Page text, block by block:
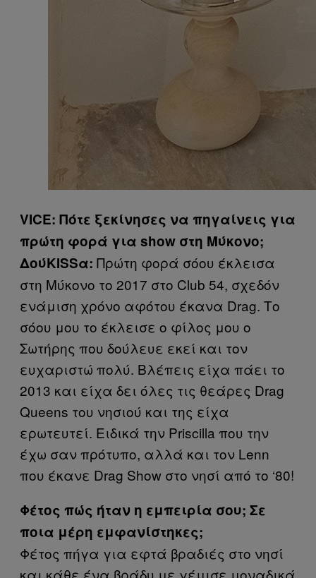
VICE: Πότε ξεκίνησες να πηγαίνεις για
πρώτη φορά για show στη Μύκονο;
ΔούKISSα: Πρώτη φορά σόου έκλεισα
στη Μύκονο το 2017 στο Club 54, σχεδόν
ενάμιση χρόνο αφότου έκανα Drag. Το
σόου μου το έκλεισε ο φίλος μου ο
Σωτήρης που δούλευε εκεί και τον
ευχαριστώ πολύ. Βλέπεις είχα πάει το
2013 και είχα δει όλες τις θεάρες Drag
Queens του νησιού και της είχα
ερωτευτεί. Ειδικά την Priscilla που την
έχω σαν πρότυπο, αλλά και τον Lenn
που έκανε Drag Show στο νησί από το ‘80!
Φέτος πώς ήταν η εμπειρία σου; Σε
ποια μέρη εμφανίστηκες;
Φέτος πήγα για εφτά βραδιές στο νησί
και κάθε ένα βράδυ με γέμισε μοναδικά